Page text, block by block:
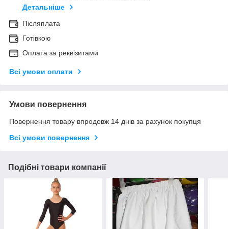
Детальніше
Післяплата
Готівкою
Оплата за реквізитами
Всі умови оплати
Умови повернення
Повернення товару впродовж 14 днів за рахунок покупця
Всі умови повернення
Подібні товари компанії